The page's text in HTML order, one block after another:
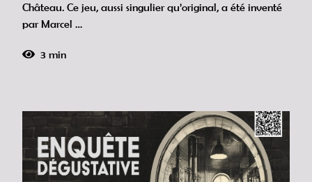
Château. Ce jeu, aussi singulier qu’original, a été inventé
par Marcel …
3 min